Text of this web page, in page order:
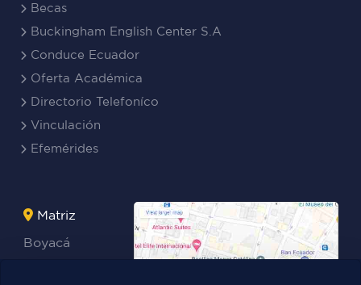
Becas
Buckingham English Center S.A
Conduce Ecuador
Oferta Académica
Directorio Telefoníco
Vinculación
Efemérides
Matriz
Boyacá